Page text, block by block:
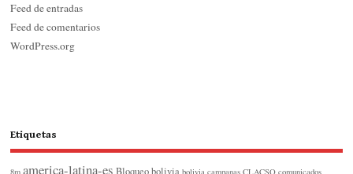
Feed de entradas
Feed de comentarios
WordPress.org
Etiquetas
8m america-latina-es Bloqueo bolivia bolivia campanas CLACSO comunicados